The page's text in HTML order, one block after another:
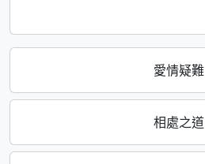
愛情疑難
相處之道